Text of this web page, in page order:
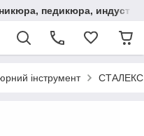
педикюра,
інструмент СТАЛЕКС